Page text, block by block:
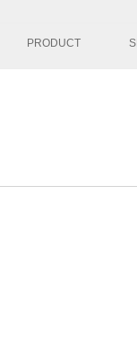
PRODUCT